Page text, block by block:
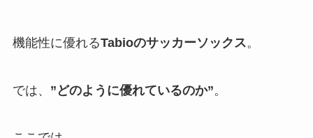
機能性に優れるTabioのサッカーソックス。
では、 ”どのように優れているのか”。